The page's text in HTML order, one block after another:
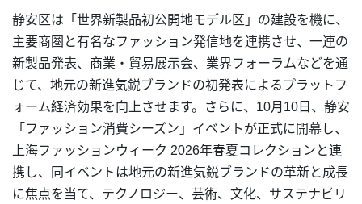
静安区は「世界新製品初公開地モデル区」の建設を機に、
主要商圏と有名なファッション発信地を連携させ、一連の
新製品発表、商業・貿易展示会、業界フォーラムなどを通
じて、地元の新進気鋭ブランドの初発表によるプラットフ
ォーム経済効果を向上させます。さらに、10月10日、静安
「ファッション消費シーズン」イベントが正式に開幕し、
上海ファッションウィーク 2026年春夏コレクションと連
携し、同イベントは地元の新進気鋭ブランドの革新と成長
に焦点を当て、テクノロジー、芸術、文化、サステナビリ